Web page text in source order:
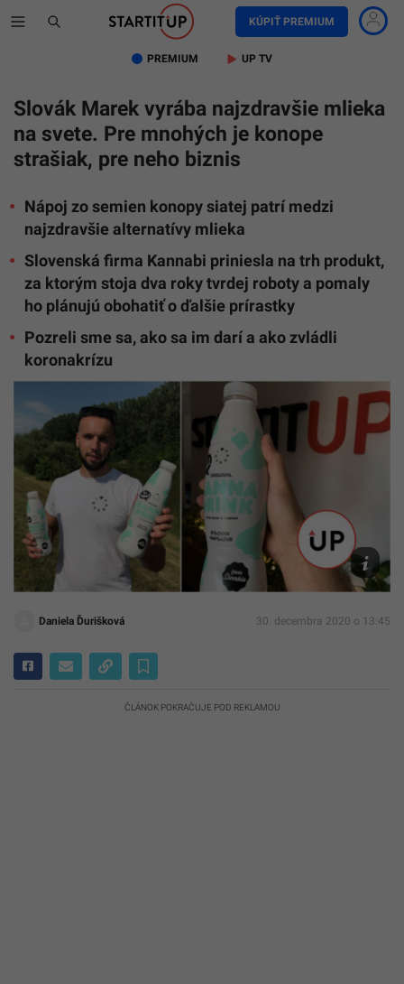
KÚPIŤ PREMIUM
PREMIUM UP TV
Slovák Marek vyrába najzdravšie mlieka
na svete. Pre mnohých je konope
strašiak, pre neho biznis
Nápoj zo semien konopy siatej patrí medzi
najzdravšie alternatívy mlieka
Slovenská firma Kannabi priniesla na trh produkt,
za ktorým stoja dva roky tvrdej roboty a pomaly
ho plánujú obohatiť o ďalšie prírastky
Pozreli sme sa, ako sa im darí a ako zvládli
koronakrízu
Kannabi,
Startitup
Daniela Ďurišková 30. decembra 2020 o 13:45
ČLÁNOK POKRAČUJE POD REKLAMOU